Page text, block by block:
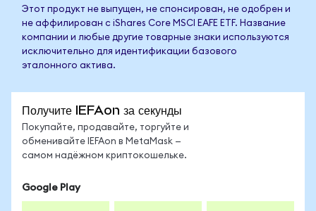
Этот продукт не выпущен, не спонсирован, не одобрен и
не аффилирован с iShares Core MSCI EAFE ETF. Название
компании и любые другие товарные знаки используются
исключительно для идентификации базового
эталонного актива.
Получите IEFAon за секунды
Покупайте, продавайте, торгуйте и
обменивайте IEFAon в MetaMask —
самом надёжном криптокошельке.
Google Play